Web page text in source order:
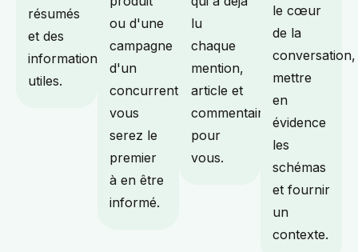
résumés
et des
informations
utiles.
ou d'une
campagne
d'un
concurrent,
vous
serez le
premier
à en être
informé.
lu
chaque
mention,
article et
commentaire
pour
vous.
le cœur
de la
conversation,
mettre
en
évidence
les
schémas
et fournir
un
contexte.